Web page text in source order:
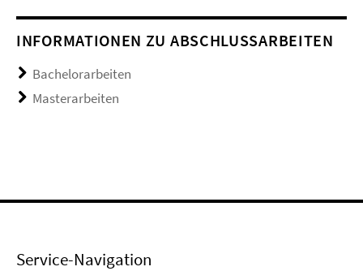
INFORMATIONEN ZU ABSCHLUSSARBEITEN
Bachelorarbeiten
Masterarbeiten
Service-Navigation